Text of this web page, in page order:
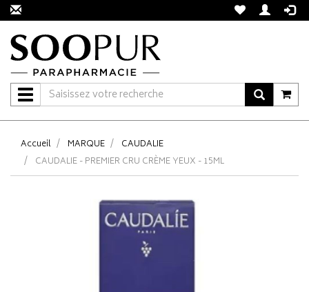
Navigation
Accueil MARQUE
CAUDALIE
CAUDALIE - PREMIER CRU CRÈME YEUX - 15ML